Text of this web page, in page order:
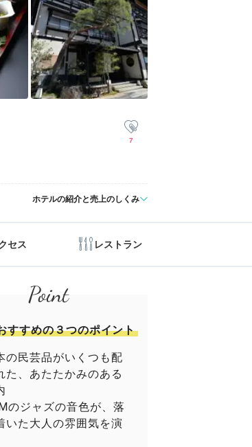
7
ホテルの紹介と売上のしくみ
セス レストラン
すすめの３つのポイント
の民芸品がいくつも配
た、あたたかみのある
のジャズの音色が、落
いた大人の雰囲気を演